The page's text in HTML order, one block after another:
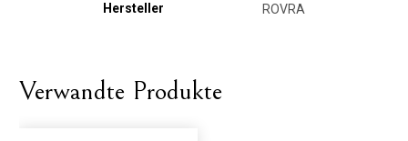
Hersteller
ROVRA
Verwandte Produkte